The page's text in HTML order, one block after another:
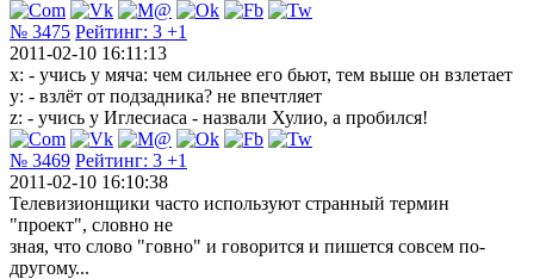
№ 3475 Рейтинг: 3 +1
2011-02-10 16:11:13
x: - учись у мяча: чем сильнее его бьют, тем выше он взлетает
y: - взлёт от подзадника? не впечтляет
z: - учись у Иглесиаса - назвали Хулио, а пробился!
№ 3469 Рейтинг: 3 +1
2011-02-10 16:10:38
Телевизионщики часто используют странный термин
"проект", словно не
зная, что слово "говно" и говорится и пишется совсем по-
другому...